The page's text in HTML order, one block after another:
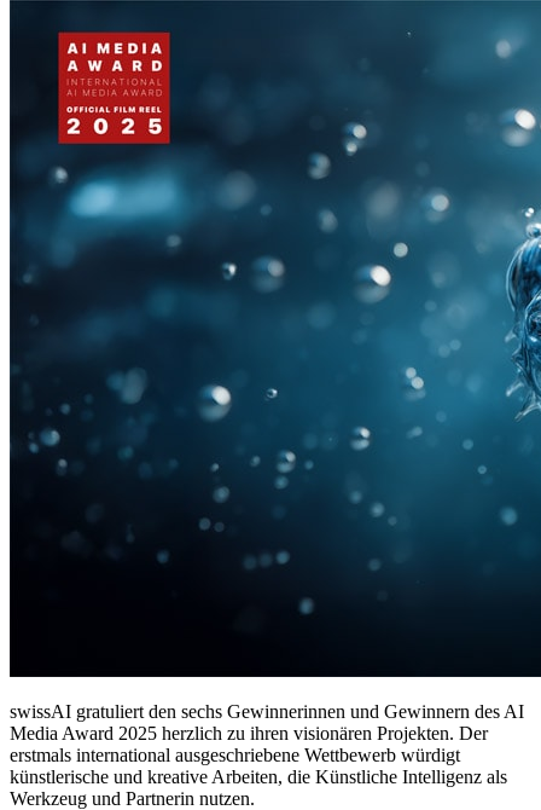
swissAI gratuliert den sechs Gewinnerinnen und Gewinnern des AI
Media Award 2025 herzlich zu ihren visionären Projekten. Der
erstmals international ausgeschriebene Wettbewerb würdigt
künstlerische und kreative Arbeiten, die Künstliche Intelligenz als
Werkzeug und Partnerin nutzen.